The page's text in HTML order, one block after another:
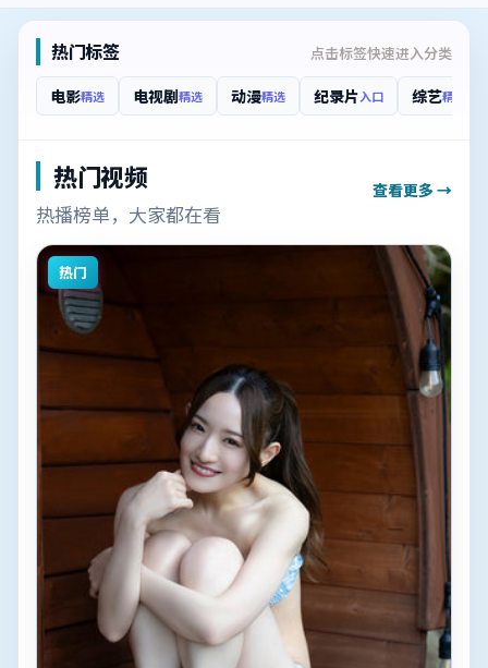
热门标签 点击标签快速进入分类
电影精选 电视剧精选 动漫精选 纪录片入口 综艺精选
热门视频
热播榜单，大家都在看
查看更多 →
热门